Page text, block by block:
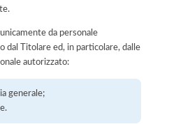
da personale
dal Titolare ed, in particolare, dalle
autorizzato:
generale;